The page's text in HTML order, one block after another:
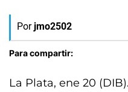
Por jmo2502
Para compartir:
La Plata, ene 20